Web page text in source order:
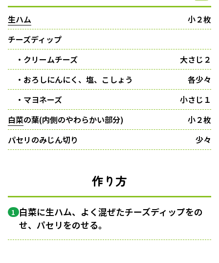
生ハム
小２枚
チーズディップ
・クリームチーズ
大さじ２
・おろしにんにく、塩、こしょう
各少々
・マヨネーズ
小さじ１
白菜の葉(内側のやわらかい部分)
小２枚
パセリのみじん切り
少々
作り方
1 白菜に生ハム、よく混ぜたチーズディップをの
せ、パセリをのせる。